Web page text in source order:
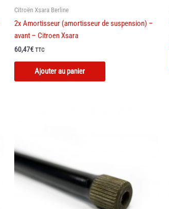
Citroën Xsara Berline
2x Amortisseur (amortisseur de suspension) –
avant – Citroen Xsara
60,47€ TTC
Ajouter au panier